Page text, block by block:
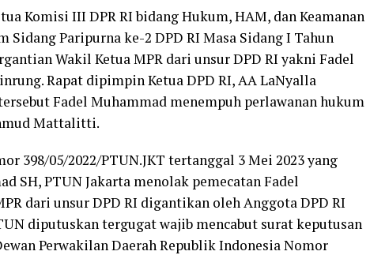
Komisi III DPR RI bidang Hukum, HAM, dan Keamanan
Sidang Paripurna ke-2 DPD RI Masa Sidang I Tahun
Wakil Ketua MPR dari unsur DPD RI yakni Fadel
Rapat dipimpin Ketua DPD RI, AA LaNyalla
Fadel Muhammad menempuh perlawanan hukum
Mattalitti.
398/05/2022/PTUN.JKT tertanggal 3 Mei 2023 yang
SH, PTUN Jakarta menolak pemecatan Fadel
dari unsur DPD RI digantikan oleh Anggota DPD RI
diputuskan tergugat wajib mencabut surat keputusan
Perwakilan Daerah Republik Indonesia Nomor